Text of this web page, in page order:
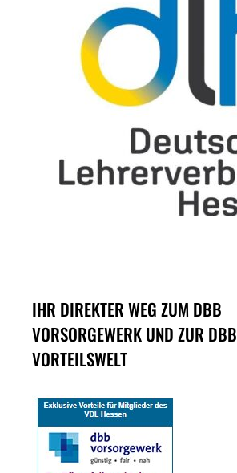
IHR DIREKTER WEG ZUM DBB
VORSORGEWERK UND ZUR DBB
VORTEILSWELT